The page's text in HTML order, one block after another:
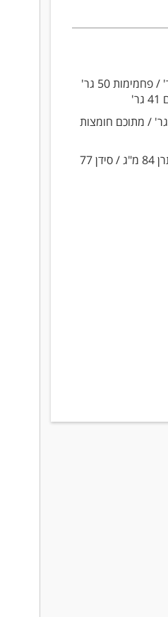
אנרגיה 580 קק"ל / חלבון 6 גר' / פחמימות 50 גר'
מתוכם חומצות שומן רוויות 19 גר' / מתוכם חומצות
כולסטרול פחות מ 2.5 מ"ג / נתרן 84 מ"ג / סידן 77